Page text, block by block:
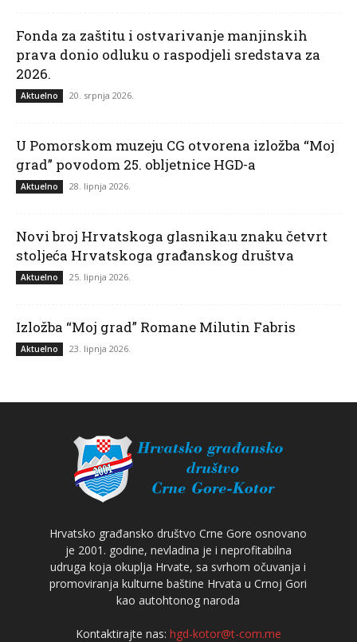
Fonda za zaštitu i ostvarivanje manjinskih
prava donio odluku o raspodjeli sredstava za
2026.
Aktuelno 20. srpnja 2026.
U Pomorskom muzeju CG otvorena izložba “Moj
grad” povodom 25. obljetnice HGD-a
Aktuelno 28. lipnja 2026.
Novi broj Hrvatskoga glasnika:u znaku četvrt
stoljeća Hrvatskoga građanskog društva
Aktuelno 25. lipnja 2026.
Izložba “Moj grad” Romane Milutin Fabris
Aktuelno 23. lipnja 2026.
Hrvatsko građansko društvo Crne Gore osnovano
je 2001. godine, nevladina je i neprofitabilna
udruga koja okuplja Hrvate, sa svrhom očuvanja i
promoviranja kulturne baštine Hrvata u Crnoj Gori
kao autohtonog naroda
Kontaktirajte nas: hgd-kotor@t-com.me